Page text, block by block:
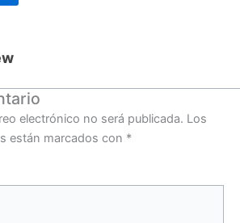
electrónico no será publicada. Los
están marcados con *